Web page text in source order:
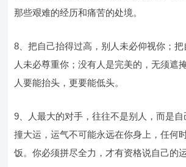
那些艰难的经历和痛苦的处境。
8、把自己抬得过高，别人未必仰视你；把
人未必尊重你；没有人是完美的，无须遮
人要能抬头，更要能低头。
9、人最大的对手，往往不是别人，而是
撞大运，运气不可能永远在你身上，任何
饭。你必须拼尽全力，才有资格说自己的